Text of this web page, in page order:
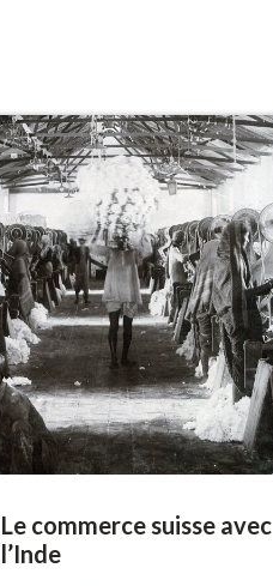
Le commerce suisse avec
l’Inde